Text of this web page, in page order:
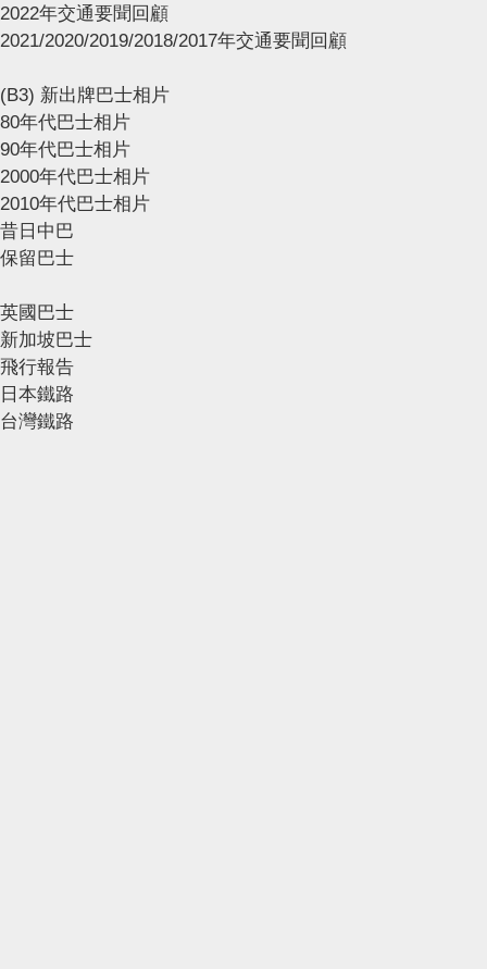
2022年交通要聞回顧
2021/2020/2019/2018/2017年交通要聞回顧
(B3) 新出牌巴士相片
80年代巴士相片
90年代巴士相片
2000年代巴士相片
2010年代巴士相片
昔日中巴
保留巴士
英國巴士
新加坡巴士
飛行報告
日本鐵路
台灣鐵路